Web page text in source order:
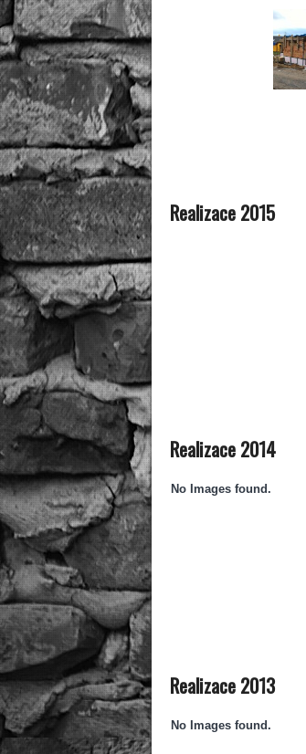
Realizace 2015
Realizace 2014
No Images found.
Realizace 2013
No Images found.